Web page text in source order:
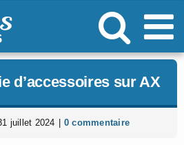
d’accessoires sur AX
juillet 2024 0 commentaire